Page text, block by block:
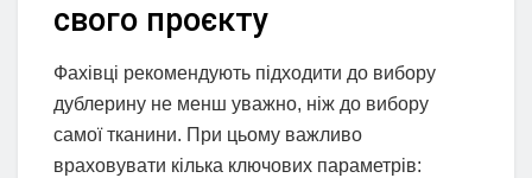
свого проєкту
Фахівці рекомендують підходити до вибору
дублерину не менш уважно, ніж до вибору
самої тканини. При цьому важливо
враховувати кілька ключових параметрів: